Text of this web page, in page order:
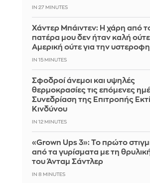
IN 27 MINUTES
Χάντερ Μπάιντεν: Η χάρη από
πατέρα μου δεν ήταν καλή ούτε
Αμερική ούτε για την
IN 15 MINUTES
Σφοδροί άνεμοι και υψηλές
θερμοκρασίες τις επόμενες
Συνεδρίαση της Επιτροπής
Κινδύνου
IN 12 MINUTES
«Grown Ups 3»: Το πρώτο
από τα γυρίσματα με τη
του Άνταμ Σάντλερ
IN 8 MINUTES